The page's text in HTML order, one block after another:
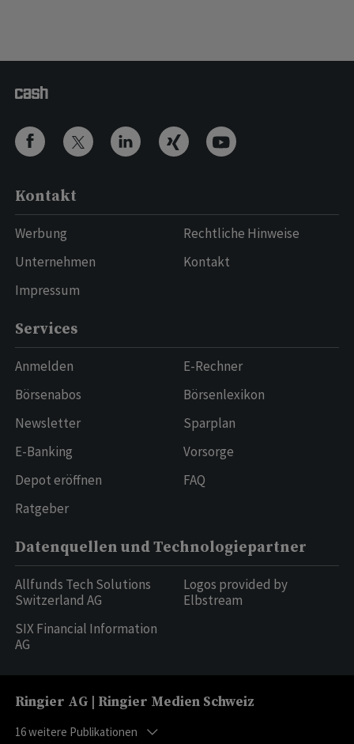
Kontakt
Werbung
Unternehmen
Impressum
Rechtliche Hinweise
Kontakt
Services
Anmelden
Börsenabos
Newsletter
E-Banking
Depot eröffnen
Ratgeber
E-Rechner
Börsenlexikon
Sparplan
Vorsorge
FAQ
Datenquellen und Technologiepartner
Allfunds Tech Solutions
Switzerland AG
SIX Financial Information
AG
Logos provided by
Elbstream
Ringier AG | Ringier Medien Schweiz
16weitere Publikationen